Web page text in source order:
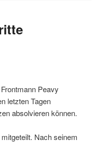
Peavy
letzten Tagen
absolvieren können.
Nach seinem